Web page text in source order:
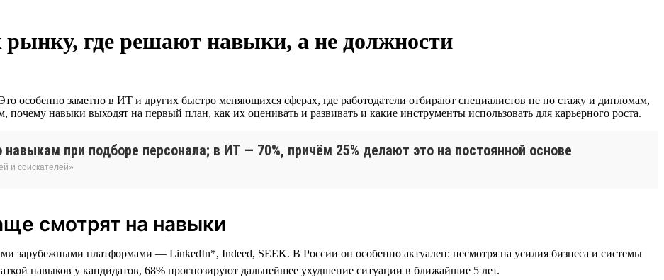
рынку, где решают навыки, а не должности
особенно заметно в ИТ и других быстро меняющихся сферах, где работодатели отбирают специалистов не по стажу и дипломам,
почему навыки выходят на первый план, как их оценивать и развивать и какие инструменты использовать для карьерного роста.
при подборе персонала; в ИТ — 70%, причём 25% делают это на постоянной основе
и соискателей»
смотрят на навыки
зарубежными платформами — LinkedIn*, Indeed, SEEK. В России он особенно актуален: несмотря на усилия бизнеса и системы
навыков у кандидатов, 68% прогнозируют дальнейшее ухудшение ситуации в ближайшие 5 лет.